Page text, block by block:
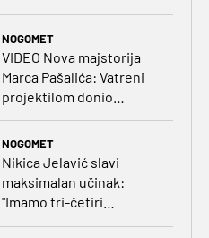
raspituje za usluge
NOGOMET
VIDEO Nova majstorija
Marca Pašalića: Vatreni
projektilom donio
NOGOMET
Nikica Jelavić slavi
maksimalan učinak:
"Imamo tri-četiri